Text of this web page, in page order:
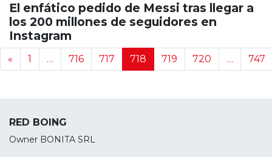
El enfático pedido de Messi tras llegar a
los 200 millones de seguidores en
Instagram
Navegación de noticias
« 1 … 716 717 718 719 720 … 747
RED BOING
Owner BONITA SRL